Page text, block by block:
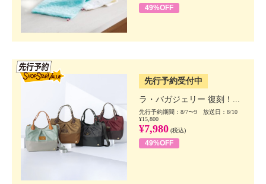
49%OFF
先行予約受付中
ラ・バガジェリー 復刻！...
先行予約期間：8/7〜9 放送日：8/10
¥15,800
¥7,980 (税込)
49%OFF